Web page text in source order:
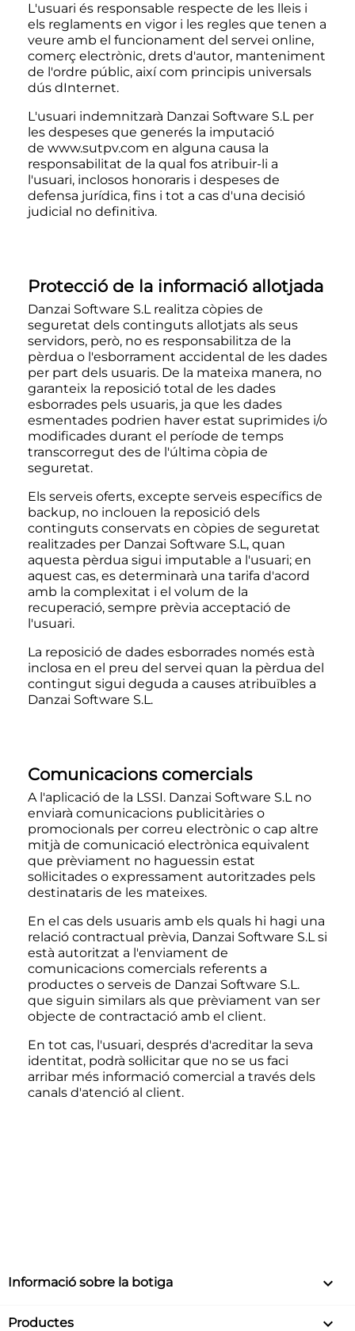
L'usuari és responsable respecte de les lleis i
els reglaments en vigor i les regles que tenen a
veure amb el funcionament del servei online,
comerç electrònic, drets d'autor, manteniment
de l'ordre públic, així com principis universals
dús dInternet.
L'usuari indemnitzarà Danzai Software S.L per
les despeses que generés la imputació
de www.sutpv.com en alguna causa la
responsabilitat de la qual fos atribuir-li a
l'usuari, inclosos honoraris i despeses de
defensa jurídica, fins i tot a cas d'una decisió
judicial no definitiva.
Protecció de la informació allotjada
Danzai Software S.L realitza còpies de
seguretat dels continguts allotjats als seus
servidors, però, no es responsabilitza de la
pèrdua o l'esborrament accidental de les dades
per part dels usuaris. De la mateixa manera, no
garanteix la reposició total de les dades
esborrades pels usuaris, ja que les dades
esmentades podrien haver estat suprimides i/o
modificades durant el període de temps
transcorregut des de l'última còpia de
seguretat.
Els serveis oferts, excepte serveis específics de
backup, no inclouen la reposició dels
continguts conservats en còpies de seguretat
realitzades per Danzai Software S.L, quan
aquesta pèrdua sigui imputable a l'usuari; en
aquest cas, es determinarà una tarifa d'acord
amb la complexitat i el volum de la
recuperació, sempre prèvia acceptació de
l'usuari.
La reposició de dades esborrades només està
inclosa en el preu del servei quan la pèrdua del
contingut sigui deguda a causes atribuïbles a
Danzai Software S.L.
Comunicacions comercials
A l'aplicació de la LSSI. Danzai Software S.L no
enviarà comunicacions publicitàries o
promocionals per correu electrònic o cap altre
mitjà de comunicació electrònica equivalent
que prèviament no haguessin estat
sol·licitades o expressament autoritzades pels
destinataris de les mateixes.
En el cas dels usuaris amb els quals hi hagi una
relació contractual prèvia, Danzai Software S.L si
està autoritzat a l'enviament de
comunicacions comercials referents a
productes o serveis de Danzai Software S.L.
que siguin similars als que prèviament van ser
objecte de contractació amb el client.
En tot cas, l'usuari, després d'acreditar la seva
identitat, podrà sol·licitar que no se us faci
arribar més informació comercial a través dels
canals d'atenció al client.
Informació sobre la botiga keyboard_arrow_down
Productes 